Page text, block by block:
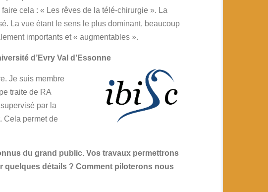
cela : « Les rêves de la télé-chirurgie ». La
La vue étant le sens le plus dominant, beaucoup
importants et « augmentables ».
d’Evry Val d’Essonne
Je suis membre
traite de RA
par la
Cela permet de
du grand public. Vos travaux permettrons
quelques détails ? Comment piloterons nous